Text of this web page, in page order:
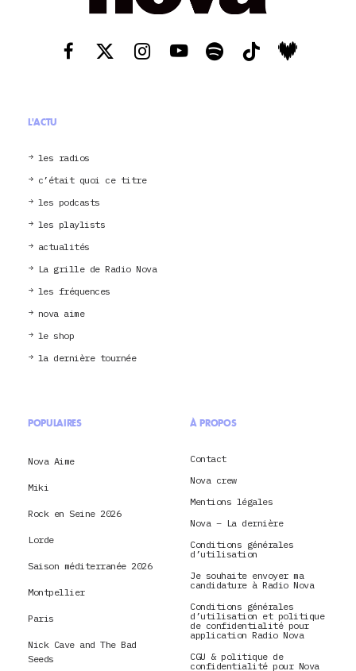
L'ACTU
les radios
c’était quoi ce titre
les podcasts
les playlists
actualités
La grille de Radio Nova
les fréquences
nova aime
le shop
la dernière tournée
POPULAIRES
Nova Aime
Miki
Rock en Seine 2026
Lorde
Saison méditerranée 2026
Montpellier
Paris
Nick Cave and The Bad
Seeds
À PROPOS
Contact
Nova crew
Mentions légales
Nova – La dernière
Conditions générales
d’utilisation
Je souhaite envoyer ma
candidature à Radio Nova
Conditions générales
d’utilisation et politique
de confidentialité pour
application Radio Nova
CGU & politique de
confidentialité pour Nova